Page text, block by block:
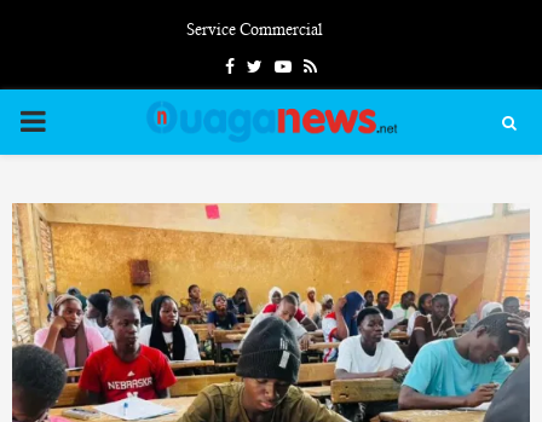
Service Commercial
FacebookTwitterYoutube
Rss
PRIMARY